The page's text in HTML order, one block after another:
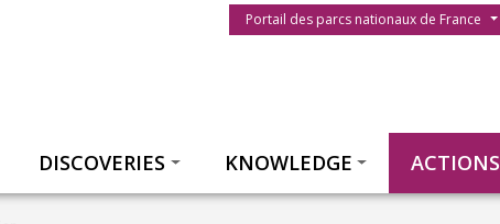
Menu du parc
Portail des parcs nationaux de France
DISCOVERIES KNOWLEDGE ACTIONS